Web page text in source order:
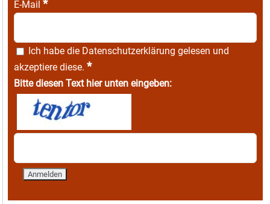
E-Mail *
Ich habe die Datenschutzerklärung gelesen und
akzeptiere diese. *
Bitte diesen Text hier unten eingeben: